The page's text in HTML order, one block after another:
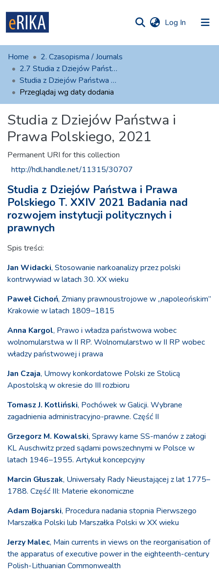
Log In (current)
UAFM
Information
For authors
Contact
Home
2. Czasopisma / Journals
2.7 Studia z Dziejów Państwa i Prawa Polskiego
Studia z Dziejów Państwa i Prawa Polskiego, 2021
Przeglądaj wg daty dodania
Studia z Dziejów Państwa i
Prawa Polskiego, 2021
Permanent URI for this collection
http://hdl.handle.net/11315/30707
Studia z Dziejów Państwa i Prawa
Polskiego T. XXIV 2021 Badania nad
rozwojem instytucji politycznych i
prawnych
Spis treści:
Jan Widacki, Stosowanie narkoanalizy przez polski
kontrwywiad w latach 30. XX wieku
Paweł Cichoń, Zmiany prawnoustrojowe w „napoleońskim”
Krakowie w latach 1809–1815
Anna Kargol, Prawo i władza państwowa wobec
wolnomularstwa w II RP. Wolnomularstwo w II RP wobec
władzy państwowej i prawa
Jan Czaja, Umowy konkordatowe Polski ze Stolicą
Apostolską w okresie do III rozbioru
Tomasz J. Kotliński, Pochówek w Galicji. Wybrane
zagadnienia administracyjno-prawne. Część II
Grzegorz M. Kowalski, Sprawy karne SS-manów z załogi
KL Auschwitz przed sądami powszechnymi w Polsce w
latach 1946–1955. Artykuł koncepcyjny
Marcin Głuszak, Uniwersały Rady Nieustającej z lat 1775–
1788. Część III: Materie ekonomiczne
Adam Bojarski, Procedura nadania stopnia Pierwszego
Marszałka Polski lub Marszałka Polski w XX wieku
Jerzy Malec, Main currents in views on the reorganisation of
the apparatus of executive power in the eighteenth-century
Polish-Lithuanian Commonwealth